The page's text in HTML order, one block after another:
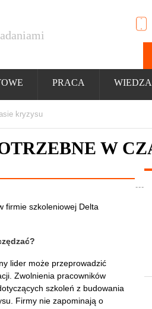
PRACA
kryzysu
W
firmie szkoleniowej Delta
lider może przeprowadzić
Zwolnienia pracowników
szkoleń z budowania
Firmy nie zapominają o